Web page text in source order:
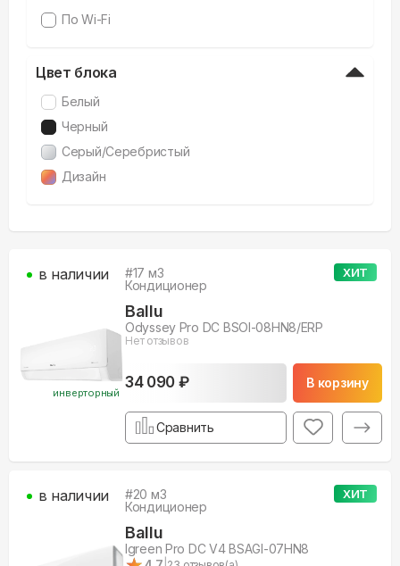
По Wi-Fi
Цвет блока
Белый
Черный
Серый/Серебристый
Дизайн
ХИТ
инверторный
#17 м3
Кондиционер
Ballu
Odyssey Pro DC BSOI-08HN8/ERP
Нет отзывов
34 090 ₽ В корзину
в наличии
Сравнить
ХИТ
#20 м3
Кондиционер
Ballu
Igreen Pro DC V4 BSAGI-07HN8
в наличии